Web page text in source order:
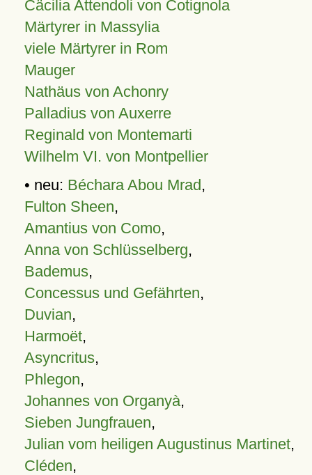
Cäcilia Attendoli von Cotignola
Märtyrer in Massylia
viele Märtyrer in Rom
Mauger
Nathäus von Achonry
Palladius von Auxerre
Reginald von Montemarti
Wilhelm VI. von Montpellier
• neu: Béchara Abou Mrad,
Fulton Sheen,
Amantius von Como,
Anna von Schlüsselberg,
Bademus,
Concessus und Gefährten,
Duvian,
Harmoët,
Asyncritus,
Phlegon,
Johannes von Organyà,
Sieben Jungfrauen,
Julian vom heiligen Augustinus Martinet,
Cléden,